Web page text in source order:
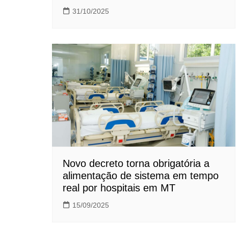
31/10/2025
Novo decreto torna obrigatória a
alimentação de sistema em tempo
real por hospitais em MT
15/09/2025